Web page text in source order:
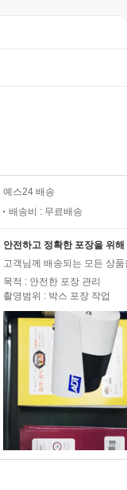
예스24 배송
배송비 : 무료배송
안전하고 정확한 포장을 위
고객님께 배송되는 모든 상
목적 : 안전한 포장 관리
촬영범위 : 박스 포장 작업